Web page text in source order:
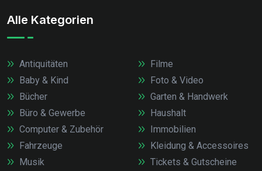
Alle Kategorien
Antiquitäten
Baby & Kind
Bücher
Büro & Gewerbe
Computer & Zubehör
Fahrzeuge
Filme
Foto & Video
Garten & Handwerk
Haushalt
Immobilien
Kleidung & Accessoires
Musik
Tickets & Gutscheine